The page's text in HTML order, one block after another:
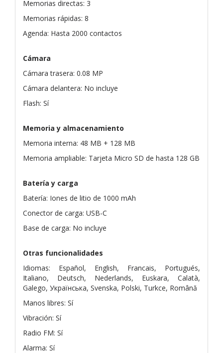
Memorias directas: 3
Memorias rápidas: 8
Agenda: Hasta 2000 contactos
Cámara
Cámara trasera: 0.08 MP
Cámara delantera: No incluye
Flash: Sí
Memoria y almacenamiento
Memoria interna: 48 MB + 128 MB
Memoria ampliable: Tarjeta Micro SD de hasta 128 GB
Batería y carga
Batería: Iones de litio de 1000 mAh
Conector de carga: USB-C
Base de carga: No incluye
Otras funcionalidades
Idiomas: Español, English, Francais, Portugués,
Italiano, Deutsch, Nederlands, Euskara, Calatà,
Galego, Українська, Svenska, Polski, Turkce, Română
Manos libres: Sí
Vibración: Sí
Radio FM: Sí
Alarma: Sí